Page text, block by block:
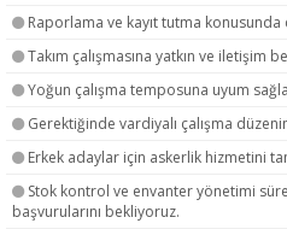
Raporlama ve kayıt tutma konusunda
Takım çalışmasına yatkın ve iletişim
Yoğun çalışma temposuna uyum
Gerektiğinde vardiyalı çalışma
Erkek adaylar için askerlik hizmetini
Stok kontrol ve envanter yönetimi
başvurularını bekliyoruz.